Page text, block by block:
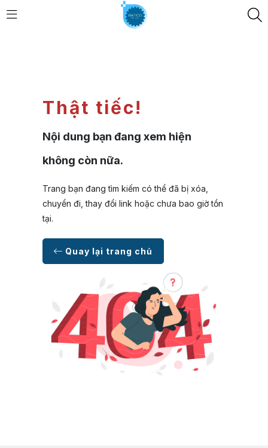
Thật tiếc!
Nội dung bạn đang xem hiện
không còn nữa.
Trang bạn đang tìm kiếm có thể đã bị xóa,
chuyển đi, thay đổi link hoặc chưa bao giờ tồn
tại.
Quay lại trang chủ